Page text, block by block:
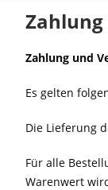
Zahlung
Zahlung und
Es gelten
Die Lieferung
Für alle
Warenwert